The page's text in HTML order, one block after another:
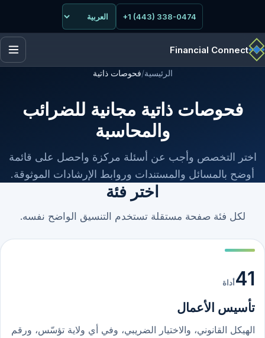
+1 (443) 338-0474
Financial Connect
الرئيسية/فحوصات ذاتية
فحوصات ذاتية مجانية للضرائب
والمحاسبة
اختر التخصص وأجب عن أسئلة مركزة واحصل على قائمة
أوضح بالمسائل والمستندات وروابط الإرشادات الموثوقة.
اختر فئة
لكل فئة صفحة مستقلة تستخدم التنسيق الواضح نفسه.
41 أداة
تأسيس الأعمال
الهيكل القانوني، والاختيار الضريبي، وفي أي ولاية تؤسّس، ورقم